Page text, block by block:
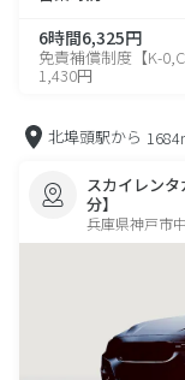
6時間6,325円
免責補償制度【K-
1,430円
北埠頭駅から
スカイレン
分】
兵庫県神戸市